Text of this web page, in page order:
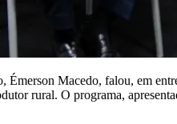
Macedo, falou, em
rural. O programa,